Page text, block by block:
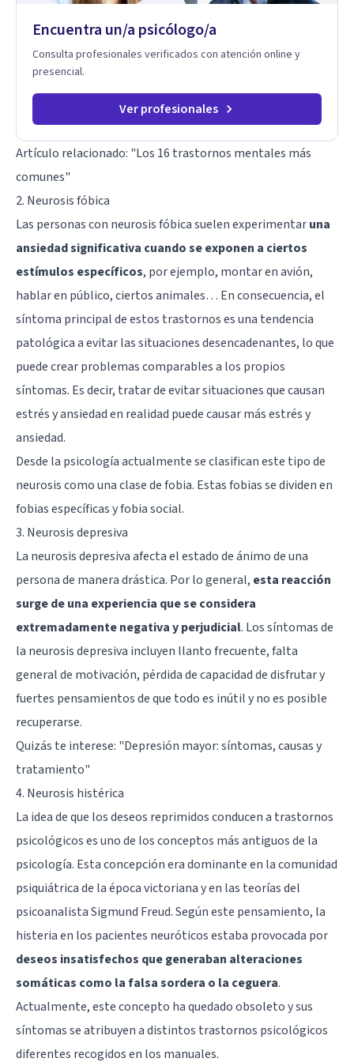
Encuentra un/a psicólogo/a
Consulta profesionales verificados con atención online y
presencial.
Ver profesionales
Artículo relacionado: "Los 16 trastornos mentales más
comunes"
2. Neurosis fóbica
Las personas con neurosis fóbica suelen experimentaruna
ansiedad significativa cuando se exponen a ciertos
estímulos específicos, por ejemplo, montar en avión,
hablar en público, ciertos animales… En consecuencia, el
síntoma principal de estos trastornos es una tendencia
patológica a evitar las situaciones desencadenantes, lo que
puede crear problemas comparables a los propios
síntomas. Es decir, tratar de evitar situaciones que causan
estrés y ansiedad en realidad puede causar más estrés y
ansiedad.
Desde la psicología actualmente se clasifican este tipo de
neurosis como una clase de fobia. Estas fobias se dividen en
fobias específicas y fobia social.
3. Neurosis depresiva
La neurosis depresiva afecta el estado de ánimo de una
persona de manera drástica. Por lo general, esta reacción
surge de una experiencia que se considera
extremadamente negativa y perjudicial. Los síntomas de
la neurosis depresiva incluyen llanto frecuente, falta
general de motivación, pérdida de capacidad de disfrutar y
fuertes pensamientos de que todo es inútil y no es posible
recuperarse.
Quizás te interese: "Depresión mayor: síntomas, causas y
tratamiento"
4. Neurosis histérica
La idea de que los deseos reprimidos conducen a trastornos
psicológicos es uno de los conceptos más antiguos de la
psicología. Esta concepción era dominante en la comunidad
psiquiátrica de la época victoriana y en las teorías del
psicoanalista Sigmund Freud. Según este pensamiento, la
histeria en los pacientes neuróticos estaba provocada por
deseos insatisfechos que generaban alteraciones
somáticas como la falsa sordera o la ceguera.
Actualmente, este concepto ha quedado obsoleto y sus
síntomas se atribuyen a distintos trastornos psicológicos
diferentes recogidos en los manuales.